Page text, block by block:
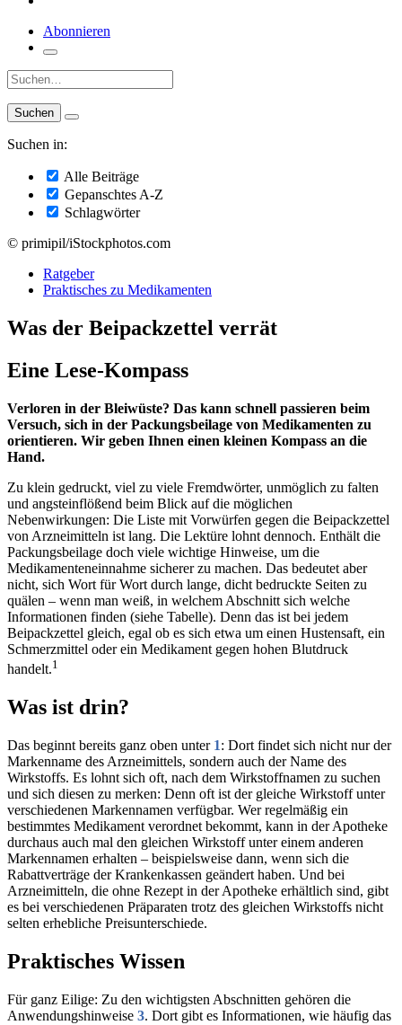
Abonnieren
Suche:
Suchen in:
Alle Beiträge
Gepanschtes A-Z
Schlagwörter
© primipil/iStockphotos.com
Ratgeber
Praktisches zu Medikamenten
Was der Beipackzettel verrät
Eine Lese-Kompass
Verloren in der Bleiwüste? Das kann schnell passieren beim
Versuch, sich in der Packungsbeilage von Medikamenten zu
orientieren. Wir geben Ihnen einen kleinen Kompass an die
Hand.
Zu klein gedruckt, viel zu viele Fremdwörter, unmöglich zu falten
und angsteinflößend beim Blick auf die möglichen
Nebenwirkungen: Die Liste mit Vorwürfen gegen die Beipackzettel
von Arzneimitteln ist lang. Die Lektüre lohnt dennoch. Enthält die
Packungsbeilage doch viele wichtige Hinweise, um die
Medikamenteneinnahme sicherer zu machen. Das bedeutet aber
nicht, sich Wort für Wort durch lange, dicht bedruckte Seiten zu
quälen – wenn man weiß, in welchem Abschnitt sich welche
Informationen finden (siehe Tabelle). Denn das ist bei jedem
Beipackzettel gleich, egal ob es sich etwa um einen Hustensaft, ein
Schmerzmittel oder ein Medikament gegen hohen Blutdruck
handelt.1
Was ist drin?
Das beginnt bereits ganz oben unter 1: Dort findet sich nicht nur der
Markenname des Arzneimittels, sondern auch der Name des
Wirkstoffs. Es lohnt sich oft, nach dem Wirkstoffnamen zu suchen
und sich diesen zu merken: Denn oft ist der gleiche Wirkstoff unter
verschiedenen Markennamen verfügbar. Wer regelmäßig ein
bestimmtes Medikament verordnet bekommt, kann in der Apotheke
durchaus auch mal den gleichen Wirkstoff unter einem anderen
Markennamen erhalten – beispielsweise dann, wenn sich die
Rabattverträge der Krankenkassen geändert haben. Und bei
Arzneimitteln, die ohne Rezept in der Apotheke erhältlich sind, gibt
es bei verschiedenen Präparaten trotz des gleichen Wirkstoffs nicht
selten erhebliche Preisunterschiede.
Praktisches Wissen
Für ganz Eilige: Zu den wichtigsten Abschnitten gehören die
Anwendungshinweise 3. Dort gibt es Informationen, wie häufig das